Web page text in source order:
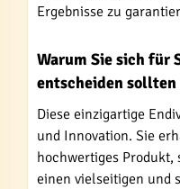
Ergebnisse zu
Warum Sie sich für
entscheiden sollten
Diese einzigartige
und Innovation. Sie
hochwertiges
einen vielseitigen und